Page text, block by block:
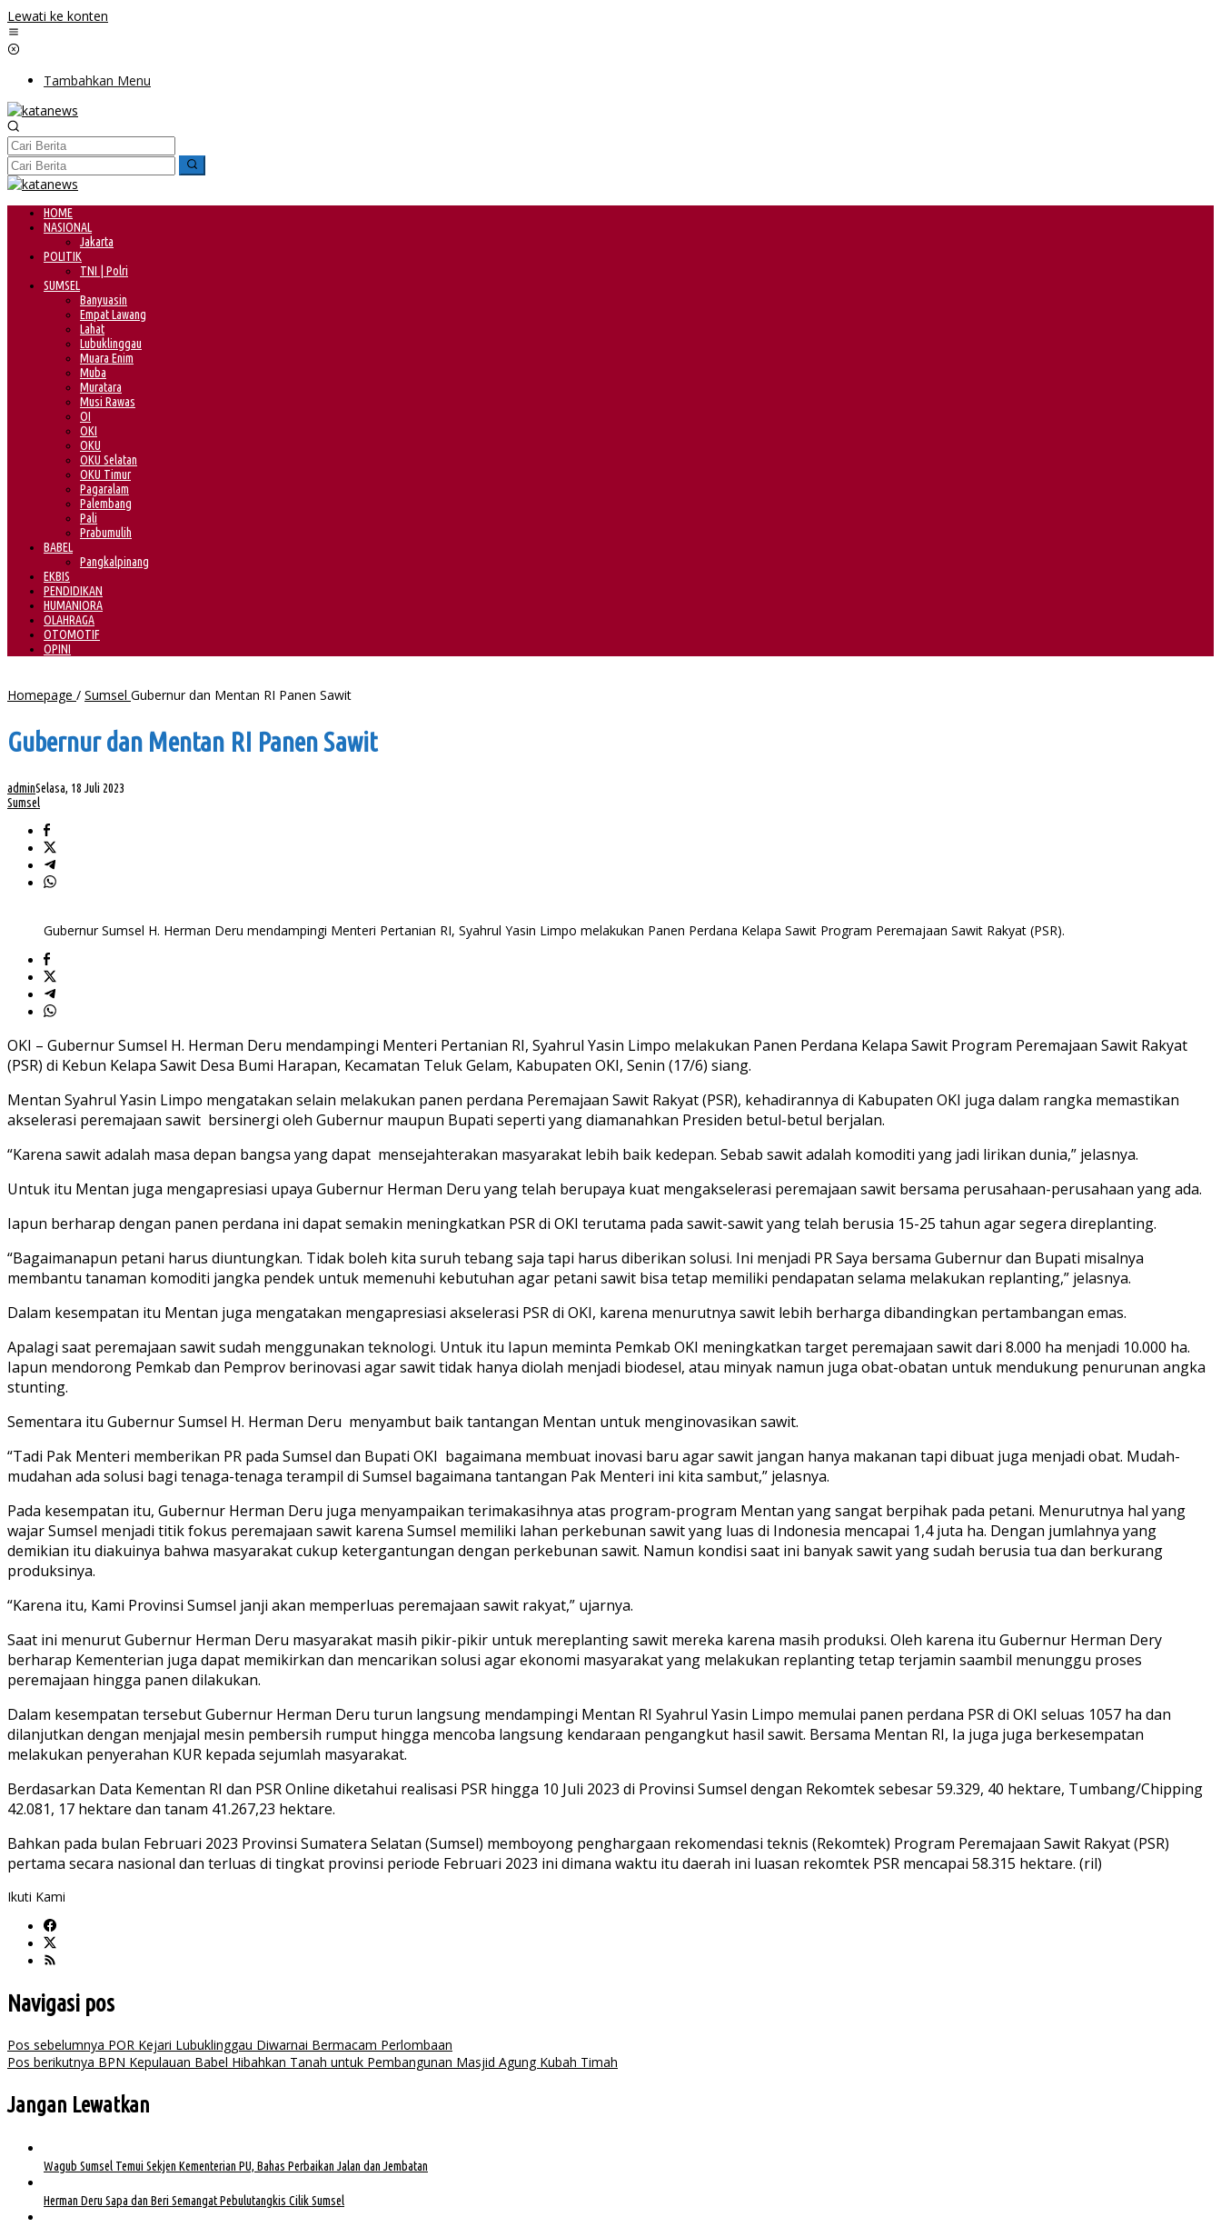
Lewati ke konten
Tambahkan Menu
HOME
NASIONAL
Jakarta
POLITIK
TNI | Polri
SUMSEL
Banyuasin
Empat Lawang
Lahat
Lubuklinggau
Muara Enim
Muba
Muratara
Musi Rawas
OI
OKI
OKU
OKU Selatan
OKU Timur
Pagaralam
Palembang
Pali
Prabumulih
BABEL
Pangkalpinang
EKBIS
PENDIDIKAN
HUMANIORA
OLAHRAGA
OTOMOTIF
OPINI
Homepage / Sumsel Gubernur dan Mentan RI Panen Sawit
Gubernur dan Mentan RI Panen Sawit
adminSelasa, 18 Juli 2023
Sumsel
Gubernur Sumsel H. Herman Deru mendampingi Menteri Pertanian RI, Syahrul Yasin Limpo melakukan Panen Perdana Kelapa Sawit Program Peremajaan Sawit Rakyat (PSR).
OKI – Gubernur Sumsel H. Herman Deru mendampingi Menteri Pertanian RI, Syahrul Yasin Limpo melakukan Panen Perdana Kelapa Sawit Program Peremajaan Sawit Rakyat
(PSR) di Kebun Kelapa Sawit Desa Bumi Harapan, Kecamatan Teluk Gelam, Kabupaten OKI, Senin (17/6) siang.
Mentan Syahrul Yasin Limpo mengatakan selain melakukan panen perdana Peremajaan Sawit Rakyat (PSR), kehadirannya di Kabupaten OKI juga dalam rangka memastikan
akselerasi peremajaan sawit bersinergi oleh Gubernur maupun Bupati seperti yang diamanahkan Presiden betul-betul berjalan.
“Karena sawit adalah masa depan bangsa yang dapat mensejahterakan masyarakat lebih baik kedepan. Sebab sawit adalah komoditi yang jadi lirikan dunia,” jelasnya.
Untuk itu Mentan juga mengapresiasi upaya Gubernur Herman Deru yang telah berupaya kuat mengakselerasi peremajaan sawit bersama perusahaan-perusahaan yang ada.
Iapun berharap dengan panen perdana ini dapat semakin meningkatkan PSR di OKI terutama pada sawit-sawit yang telah berusia 15-25 tahun agar segera direplanting.
“Bagaimanapun petani harus diuntungkan. Tidak boleh kita suruh tebang saja tapi harus diberikan solusi. Ini menjadi PR Saya bersama Gubernur dan Bupati misalnya
membantu tanaman komoditi jangka pendek untuk memenuhi kebutuhan agar petani sawit bisa tetap memiliki pendapatan selama melakukan replanting,” jelasnya.
Dalam kesempatan itu Mentan juga mengatakan mengapresiasi akselerasi PSR di OKI, karena menurutnya sawit lebih berharga dibandingkan pertambangan emas.
Apalagi saat peremajaan sawit sudah menggunakan teknologi. Untuk itu Iapun meminta Pemkab OKI meningkatkan target peremajaan sawit dari 8.000 ha menjadi 10.000 ha.
Iapun mendorong Pemkab dan Pemprov berinovasi agar sawit tidak hanya diolah menjadi biodesel, atau minyak namun juga obat-obatan untuk mendukung penurunan angka
stunting.
Sementara itu Gubernur Sumsel H. Herman Deru menyambut baik tantangan Mentan untuk menginovasikan sawit.
“Tadi Pak Menteri memberikan PR pada Sumsel dan Bupati OKI bagaimana membuat inovasi baru agar sawit jangan hanya makanan tapi dibuat juga menjadi obat. Mudah-
mudahan ada solusi bagi tenaga-tenaga terampil di Sumsel bagaimana tantangan Pak Menteri ini kita sambut,” jelasnya.
Pada kesempatan itu, Gubernur Herman Deru juga menyampaikan terimakasihnya atas program-program Mentan yang sangat berpihak pada petani. Menurutnya hal yang
wajar Sumsel menjadi titik fokus peremajaan sawit karena Sumsel memiliki lahan perkebunan sawit yang luas di Indonesia mencapai 1,4 juta ha. Dengan jumlahnya yang
demikian itu diakuinya bahwa masyarakat cukup ketergantungan dengan perkebunan sawit. Namun kondisi saat ini banyak sawit yang sudah berusia tua dan berkurang
produksinya.
“Karena itu, Kami Provinsi Sumsel janji akan memperluas peremajaan sawit rakyat,” ujarnya.
Saat ini menurut Gubernur Herman Deru masyarakat masih pikir-pikir untuk mereplanting sawit mereka karena masih produksi. Oleh karena itu Gubernur Herman Dery
berharap Kementerian juga dapat memikirkan dan mencarikan solusi agar ekonomi masyarakat yang melakukan replanting tetap terjamin saambil menunggu proses
peremajaan hingga panen dilakukan.
Dalam kesempatan tersebut Gubernur Herman Deru turun langsung mendampingi Mentan RI Syahrul Yasin Limpo memulai panen perdana PSR di OKI seluas 1057 ha dan
dilanjutkan dengan menjajal mesin pembersih rumput hingga mencoba langsung kendaraan pengangkut hasil sawit. Bersama Mentan RI, Ia juga juga berkesempatan
melakukan penyerahan KUR kepada sejumlah masyarakat.
Berdasarkan Data Kementan RI dan PSR Online diketahui realisasi PSR hingga 10 Juli 2023 di Provinsi Sumsel dengan Rekomtek sebesar 59.329, 40 hektare, Tumbang/Chipping
42.081, 17 hektare dan tanam 41.267,23 hektare.
Bahkan pada bulan Februari 2023 Provinsi Sumatera Selatan (Sumsel) memboyong penghargaan rekomendasi teknis (Rekomtek) Program Peremajaan Sawit Rakyat (PSR)
pertama secara nasional dan terluas di tingkat provinsi periode Februari 2023 ini dimana waktu itu daerah ini luasan rekomtek PSR mencapai 58.315 hektare. (ril)
Ikuti Kami
Navigasi pos
Pos sebelumnya POR Kejari Lubuklinggau Diwarnai Bermacam Perlombaan
Pos berikutnya BPN Kepulauan Babel Hibahkan Tanah untuk Pembangunan Masjid Agung Kubah Timah
Jangan Lewatkan
Wagub Sumsel Temui Sekjen Kementerian PU, Bahas Perbaikan Jalan dan Jembatan
Herman Deru Sapa dan Beri Semangat Pebulutangkis Cilik Sumsel